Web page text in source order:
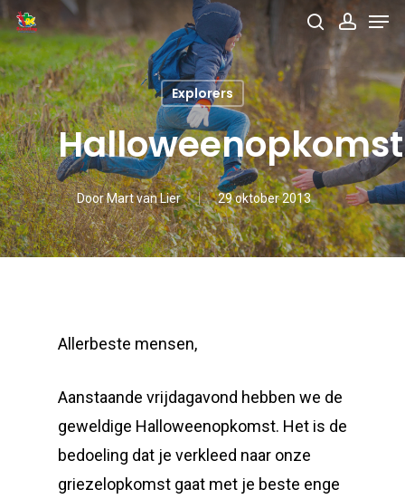
Skip
to
main
content
search
Explorers
Halloweenopkomst
DoorMart van Lier 29 oktober 2013
Allerbeste mensen,
Aanstaande vrijdagavond hebben we de
geweldige Halloweenopkomst. Het is de
bedoeling dat je verkleed naar onze
griezelopkomst gaat met je beste enge